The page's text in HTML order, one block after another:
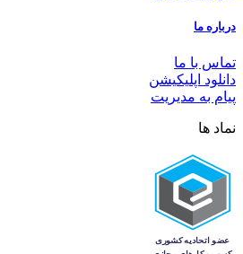
درباره ما
تماس با ما
دانلود اپلیکیشن
پیام به مدیریت
نماد ها